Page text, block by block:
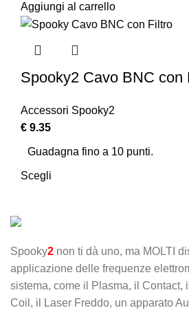
Aggiungi al carrello
Spooky2 Cavo BNC con
Accessori Spooky2
€ 9.35
Guadagna fino a 10 punti.
Scegli
Spooky2 non ti dà uno, ma MOLTI
applicazione delle frequenze
sistema, come il Plasma, il Contact,
Coil, il Laser Freddo, un apparato